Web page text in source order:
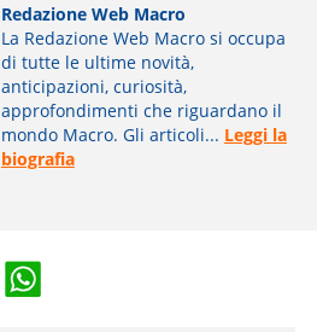
Redazione Web Macro
La Redazione Web Macro si occupa
di tutte le ultime novità,
anticipazioni, curiosità,
approfondimenti che riguardano il
mondo Macro. Gli articoli... Leggi la
biografia